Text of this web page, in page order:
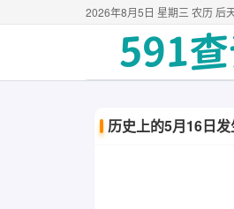
2026年8月5日 星期三 农历 后
历史上的5月16日